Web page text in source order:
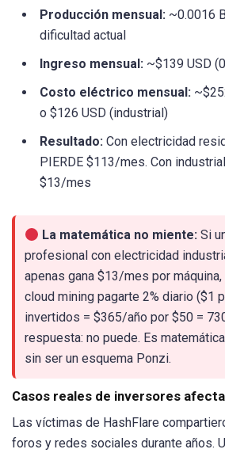
Producción mensual: ~0.0016
dificultad actual
Ingreso mensual: ~$139 USD
Costo eléctrico mensual:
o $126 USD (industrial)
Resultado: Con electricidad
PIERDE $113/mes. Con
$13/mes
La matemática no miente: Si
profesional con electricidad
apenas gana $13/mes por
cloud mining pagarte 2% diario ($1
invertidos = $365/año por $50 =
respuesta: no puede. Es
sin ser un esquema Ponzi.
Casos reales de inversores
Las víctimas de HashFlare
foros y redes sociales durante años.